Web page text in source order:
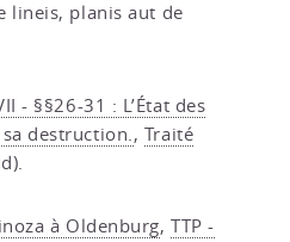
lineis, planis aut de
- §§26-31 : L’État des
destruction., Traité
à Oldenburg,TTP -